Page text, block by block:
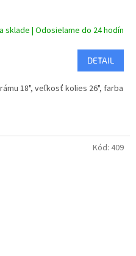
A
R
M
sklade | Odosielame do 24 hodín
DETAIL
18", veľkosť kolies 26", farba
Kód: 409